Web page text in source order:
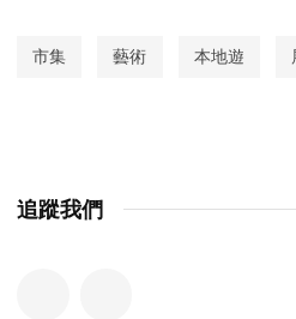
市集 藝術 本地遊
追蹤我們